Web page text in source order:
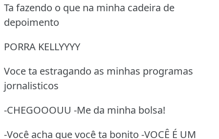
Ta fazendo o que na minha cadeira de
depoimento
PORRA KELLYYYY
Voce ta estragando as minhas programas
jornalisticos
-CHEGOOOUU -Me da minha bolsa!
-Você acha que você ta bonito -VOCÊ É UM